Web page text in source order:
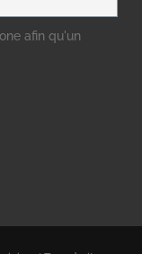
afin qu'un